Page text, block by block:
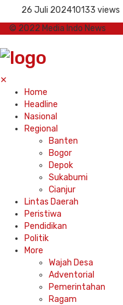
26 Juli 202410133 views
© 2022 Media Indo News
✕
Home
Headline
Nasional
Regional
Banten
Bogor
Depok
Sukabumi
Cianjur
Lintas Daerah
Peristiwa
Pendidikan
Politik
More
Wajah Desa
Adventorial
Pemerintahan
Ragam